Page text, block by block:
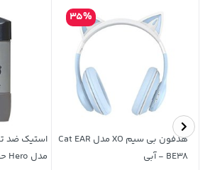
هدفون بی سیم XO مدل Cat EAR
BE38 - آبی
35%
استیک ضد
مدل Hero حجم 75 میلی لیتری